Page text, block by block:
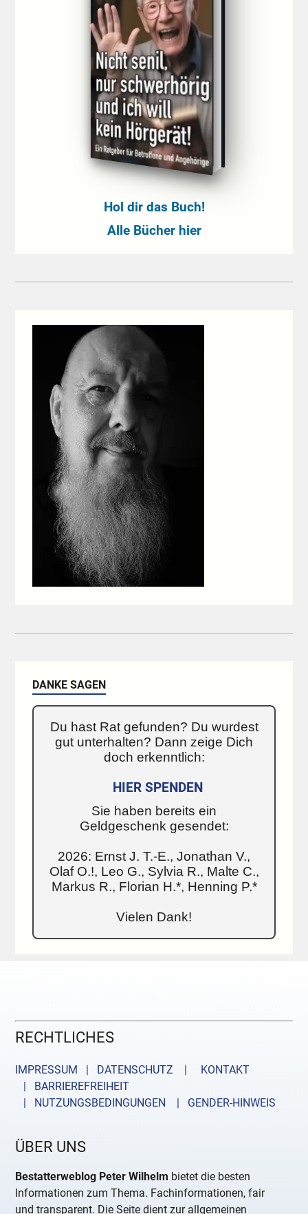
Hol dir das Buch!
Alle Bücher hier
DANKE SAGEN
Du hast Rat gefunden? Du wurdest
gut unterhalten? Dann zeige Dich
doch erkenntlich:
HIER SPENDEN
Sie haben bereits ein
Geldgeschenk gesendet:
2026: Ernst J. T.-E., Jonathan V.,
Olaf O.!, Leo G., Sylvia R., Malte C.,
Markus R., Florian H.*, Henning P.*
Vielen Dank!
RECHTLICHES
IMPRESSUM | DATENSCHUTZ |
KONTAKT
| BARRIEREFREIHEIT
| NUTZUNGSBEDINGUNGEN
| GENDER-HINWEIS
ÜBER UNS
Bestatterweblog Peter Wilhelm bietet die besten
Informationen zum Thema. Fachinformationen, fair
und transparent. Die Seite dient zur allgemeinen